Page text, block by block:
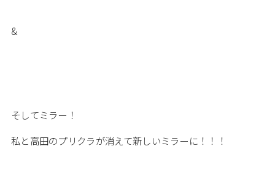
&
そしてミラー！
私と高田のプリクラが消えて新しいミラーに！！！